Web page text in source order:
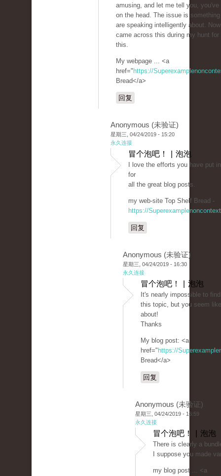
amusing, and let me tell you, you've
on the head. The issue is
are speaking intelligently about.
came across this during my hunt for
this.
My webpage ... <a
href=" https://
Bread</a>
回复
Anonymous (未验证)
星期三, 04/24/2019 - 15:20
永久连接
冒个泡吧！ | 泡泡
I love the efforts you have put
for
all the great blog posts.
my web-site Top Shelf Bread -
https://
回复
Anonymous (未验证)
星期三, 04/24/2019 - 16:30
永久连接
冒个泡吧！ | 泡泡
It's nearly impossible to
this topic, but you seem
about!
Thanks
My blog post: <a
href=" https://
Bread</a>
回复
Anonymous (未验证)
星期三, 04/24/2019 - 16:59
永久连接
冒个泡吧！ | 泡泡
There is clearly a
I suppose you made
my blog post ... <a